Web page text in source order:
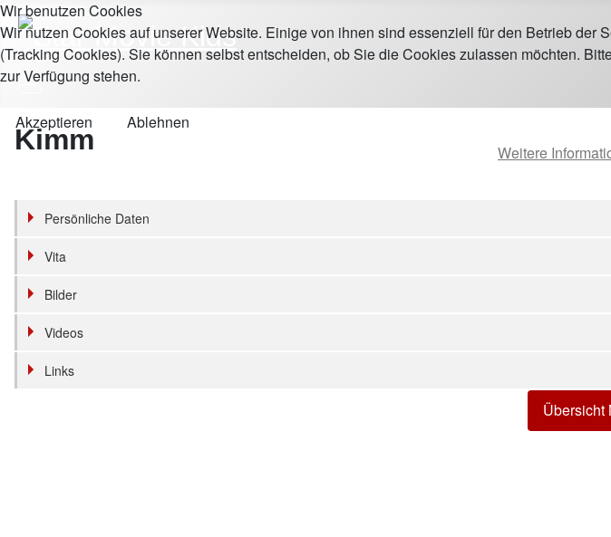
Kimm
Persönliche Daten
Vita
Bilder
Videos
Links
Übersicht
Wir benutzen Cookies
Wir nutzen Cookies auf unserer Website. Einige von ihnen sind essenziell für den Betrieb
(Tracking Cookies). Sie können selbst entscheiden, ob Sie die Cookies zulassen möchten.
zur Verfügung stehen.
Akzeptieren
Ablehnen
Weitere